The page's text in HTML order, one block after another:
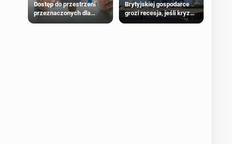
Dostęp do przestrzeni
przeznaczonych dla
jednej płci ma opierać się
Brytyjskiej gospodarce
grozi recesja, jeśli kryzys
na Bliskim Wschodzie się